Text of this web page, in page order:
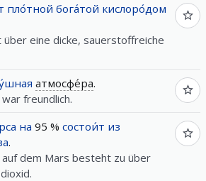
пло́тной бога́той кислоро́дом
eine dicke, sauerstoffreiche
атмосфе́ра.
freundlich.
на 95 % состои́т из
.
dem Mars besteht zu über